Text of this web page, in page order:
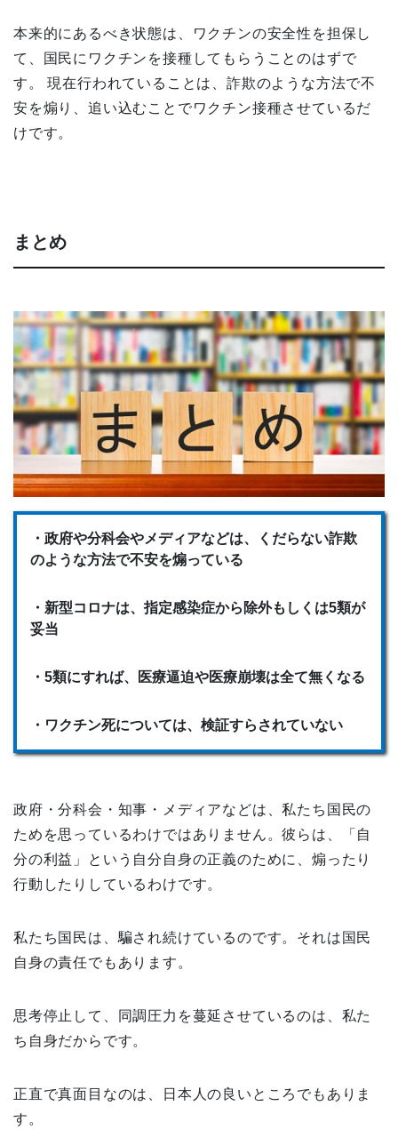
本来的にあるべき状態は、ワクチンの安全性を担保し
て、国民にワクチンを接種してもらうことのはずで
す。 現在行われていることは、詐欺のような方法で不
安を煽り、追い込むことでワクチン接種させているだ
けです。
まとめ
・政府や分科会やメディアなどは、くだらない詐欺
のような方法で不安を煽っている
・新型コロナは、指定感染症から除外もしくは5類が
妥当
・5類にすれば、医療逼迫や医療崩壊は全て無くなる
・ワクチン死については、検証すらされていない
政府・分科会・知事・メディアなどは、私たち国民の
ためを思っているわけではありません。彼らは、「自
分の利益」という自分自身の正義のために、煽ったり
行動したりしているわけです。
私たち国民は、騙され続けているのです。それは国民
自身の責任でもあります。
思考停止して、同調圧力を蔓延させているのは、私た
ち自身だからです。
正直で真面目なのは、日本人の良いところでもありま
す。